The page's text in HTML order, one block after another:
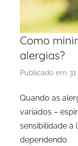
Como
alergias?
Publicado em
Quando as
variados –
sensibilidade à
dependendo